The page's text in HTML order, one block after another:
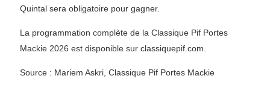
Quintal sera obligatoire pour gagner.
La programmation complète de la Classique Pif Portes
Mackie 2026 est disponible sur classiquepif.com.
Source : Mariem Askri, Classique Pif Portes Mackie